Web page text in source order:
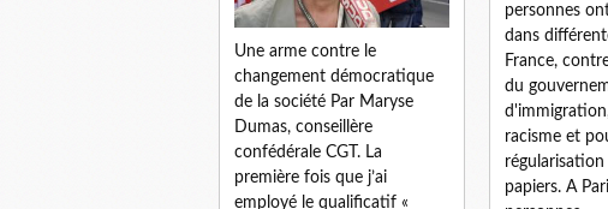
Une arme contre le
changement démocratique
de la société Par Maryse
Dumas, conseillère
confédérale CGT. La
première fois que j’ai
employé le qualificatif «
personnes
dans
France,
du
racisme et
régularisation
papiers. A